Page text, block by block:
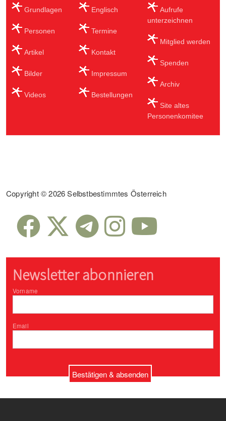
Grundlagen
Personen
Artikel
Bilder
Videos
Englisch
Termine
Kontakt
Impressum
Bestellungen
Aufrufe
unterzeichnen
Mitglied werden
Spenden
Archiv
Site altes
Personenkomitee
Copyright © 2026 Selbstbestimmtes Österreich
Newsletter abonnieren
Vorname
Email
Bestätigen & absenden